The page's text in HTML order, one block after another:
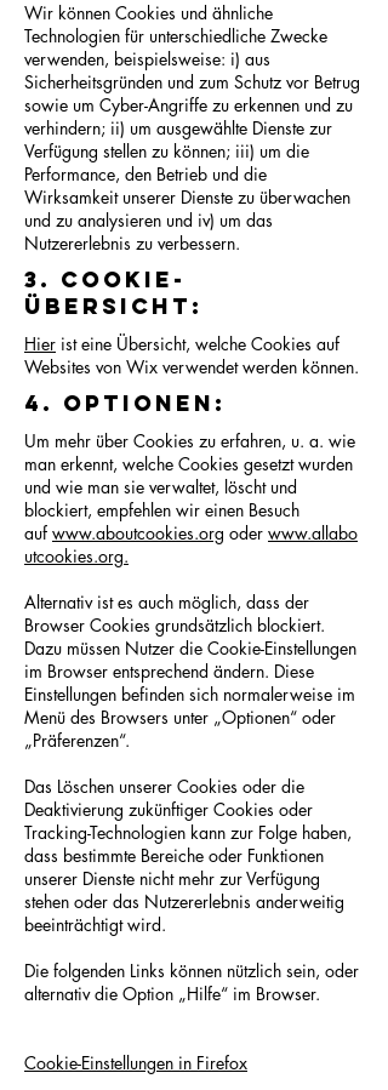
Wir können Cookies und ähnliche
Technologien für unterschiedliche Zwecke
verwenden, beispielsweise: i) aus
Sicherheitsgründen und zum Schutz vor Betrug
sowie um Cyber-Angriffe zu erkennen und zu
verhindern; ii) um ausgewählte Dienste zur
Verfügung stellen zu können; iii) um die
Performance, den Betrieb und die
Wirksamkeit unserer Dienste zu überwachen
und zu analysieren und iv) um das
Nutzererlebnis zu verbessern.
3. Cookie-
Übersicht:
Hier ist eine Übersicht, welche Cookies auf
Websites von Wix verwendet werden können.
4. Optionen:
Um mehr über Cookies zu erfahren, u. a. wie
man erkennt, welche Cookies gesetzt wurden
und wie man sie verwaltet, löscht und
blockiert, empfehlen wir einen Besuch
auf www.aboutcookies.org oder www.allabo
utcookies.org.
Alternativ ist es auch möglich, dass der
Browser Cookies grundsätzlich blockiert.
Dazu müssen Nutzer die Cookie-Einstellungen
im Browser entsprechend ändern. Diese
Einstellungen befinden sich normalerweise im
Menü des Browsers unter „Optionen“ oder
„Präferenzen“.
Das Löschen unserer Cookies oder die
Deaktivierung zukünftiger Cookies oder
Tracking-Technologien kann zur Folge haben,
dass bestimmte Bereiche oder Funktionen
unserer Dienste nicht mehr zur Verfügung
stehen oder das Nutzererlebnis anderweitig
beeinträchtigt wird.
Die folgenden Links können nützlich sein, oder
alternativ die Option „Hilfe“ im Browser.
Cookie-Einstellungen in Firefox